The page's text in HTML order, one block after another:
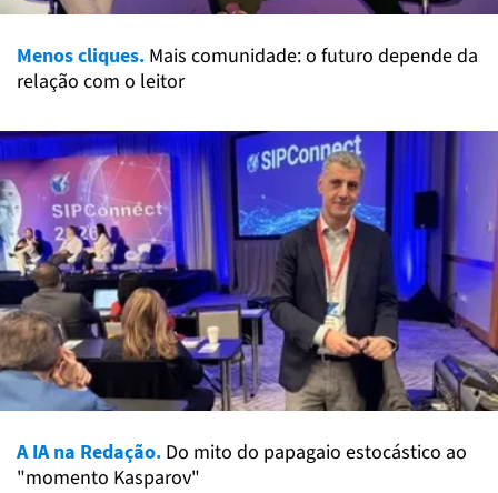
Menos cliques. Mais comunidade: o futuro depende da
relação com o leitor
A IA na Redação. Do mito do papagaio estocástico ao
"momento Kasparov"